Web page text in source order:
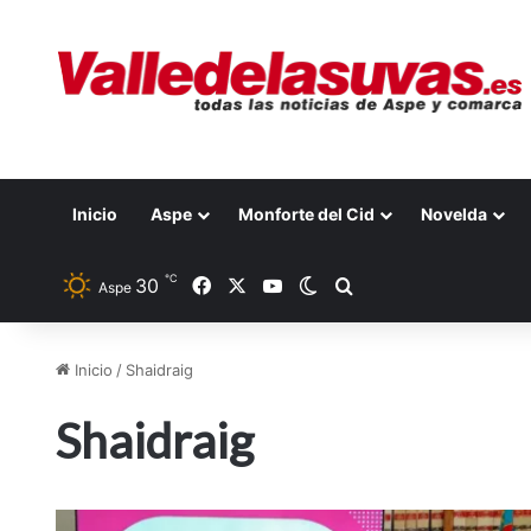
Inicio Aspe Monforte del Cid Novelda
Aspe 30 ℃ FacebookYouTubeSwitch skin
Inicio / Shaidraig
Shaidraig